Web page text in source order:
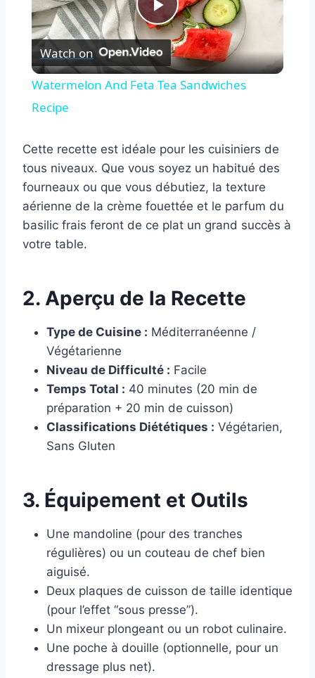
Play
Video
Watch on
Watermelon And Feta Tea Sandwiches
Recipe
Cette recette est idéale pour les cuisiniers de
tous niveaux. Que vous soyez un habitué des
fourneaux ou que vous débutiez, la texture
aérienne de la crème fouettée et le parfum du
basilic frais feront de ce plat un grand succès à
votre table.
2. Aperçu de la Recette
Type de Cuisine : Méditerranéenne /
Végétarienne
Niveau de Difficulté : Facile
Temps Total : 40 minutes (20 min de
préparation + 20 min de cuisson)
Classifications Diététiques : Végétarien,
Sans Gluten
3. Équipement et Outils
Une mandoline (pour des tranches
régulières) ou un couteau de chef bien
aiguisé.
Deux plaques de cuisson de taille identique
(pour l’effet “sous presse”).
Un mixeur plongeant ou un robot culinaire.
Une poche à douille (optionnelle, pour un
dressage plus net).